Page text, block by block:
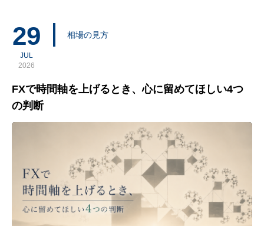
29
JUL
2026
相場の見方
FXで時間軸を上げるとき、心に留めてほしい4つ
の判断